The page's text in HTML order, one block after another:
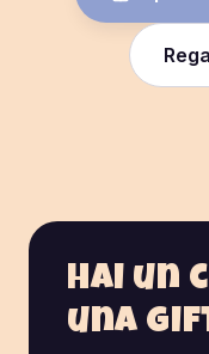
Hai un
una